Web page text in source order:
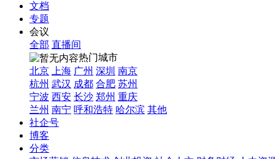
文档
专题
会议
全部 直播间
热门城市
北京
上海 广州 深圳 南京
杭州 武汉 成都 合肥 苏州
宁波 西安 长沙 郑州 重庆
兰州 南宁 呼和浩特 哈尔滨 其他
社企号
博客
分类